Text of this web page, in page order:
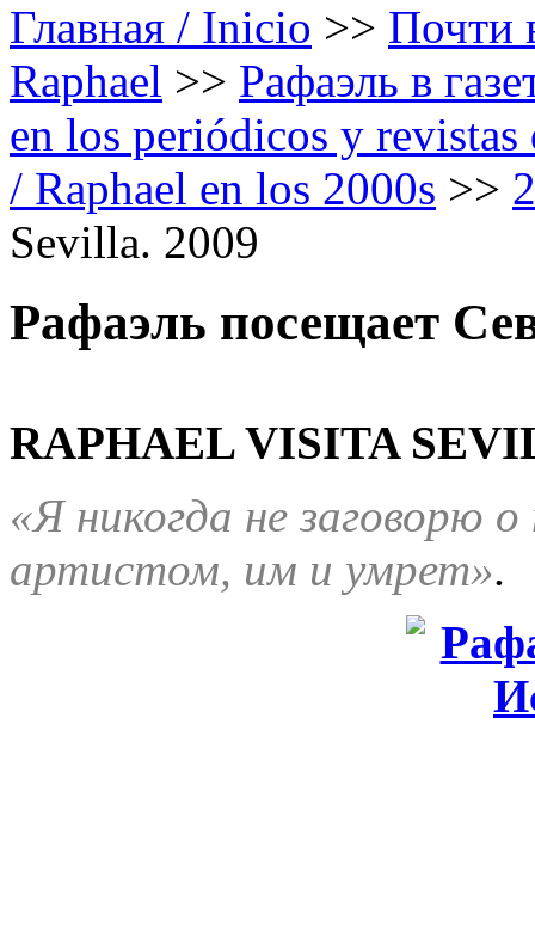
Главная / Inicio >> Почти
Raphael >> Рафаэль в
en los periódicos y
/ Raphael en los 2000s >>
Sevilla. 2009
Рафаэль посещает
RAPHAEL VISITA
«Я никогда не заговорю
артистом, им и умрет».